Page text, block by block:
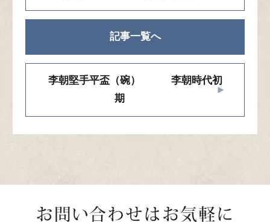
記事一覧へ
李朝堅手平盃（碗） 李朝時代初
期